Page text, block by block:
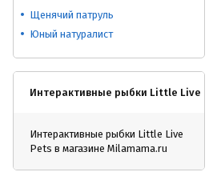
Щенячий патруль
Юный натуралист
Интерактивные рыбки Little Live Pets
Интерактивные рыбки Little Live
Pets в магазине Milamama.ru